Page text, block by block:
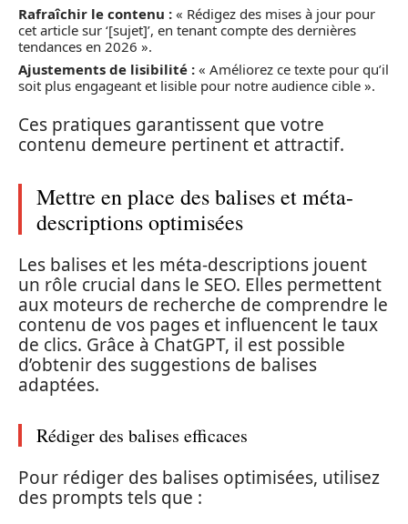
Rafraîchir le contenu : « Rédigez des mises à jour pour
cet article sur ‘[sujet]’, en tenant compte des dernières
tendances en 2026 ».
Ajustements de lisibilité : « Améliorez ce texte pour qu’il
soit plus engageant et lisible pour notre audience cible ».
Ces pratiques garantissent que votre
contenu demeure pertinent et attractif.
Mettre en place des balises et méta-
descriptions optimisées
Les balises et les méta-descriptions jouent
un rôle crucial dans le SEO. Elles permettent
aux moteurs de recherche de comprendre le
contenu de vos pages et influencent le taux
de clics. Grâce à ChatGPT, il est possible
d’obtenir des suggestions de balises
adaptées.
Rédiger des balises efficaces
Pour rédiger des balises optimisées, utilisez
des prompts tels que :